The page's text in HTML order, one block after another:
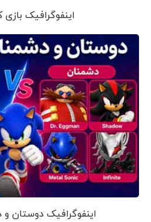
اینفوگرافیک
اینفوگرافیک دوستان